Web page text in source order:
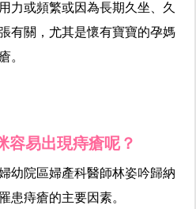
力或頻繁或因為長期久坐、久
有關，尤其是懷有寶寶的孕媽
。
容易出現痔瘡呢？
幼院區婦產科醫師林姿吟歸納
患痔瘡的主要因素。